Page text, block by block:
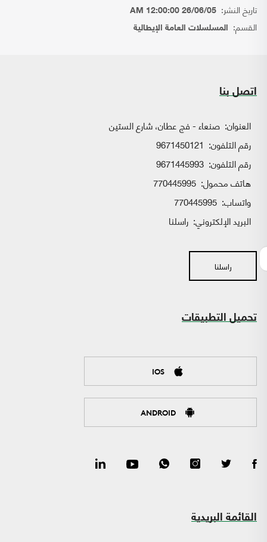
تاريخ النشر: 26/06/05 12:00:00 AM
القسم: المسلسلات العامة الإيطالية
اتصل بنا
العنوان: صنعاء - فج عطان، شارع الستين
رقم التلفون: 9671450121
رقم التلفون: 9671445993
هاتف محمول: 770445995
واتساب:
البريد الإلكتروني: راسلنا
راسلنا
تحميل التطبيقات
IOS
ANDROID
القائمة البريدية